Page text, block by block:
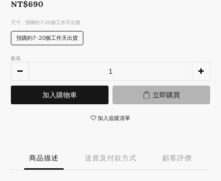
NT$690
尺寸 : 預購約7-20個工作天出貨
預購約7-20個工作天出貨
數量
加入購物車 立即購買
加入追蹤清單
商品描述 送貨及付款方式 顧客評價